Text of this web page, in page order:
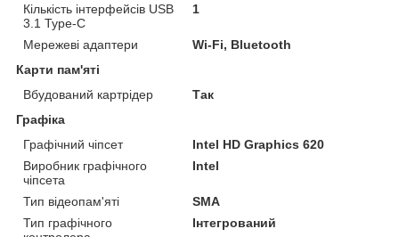
Кількість інтерфейсів USB
3.1 Type-C
1
Мережеві адаптери
Wi-Fi, Bluetooth
Карти пам'яті
Вбудований картрідер
Так
Графіка
Графічний чіпсет
Intel HD Graphics 620
Виробник графічного
чіпсета
Intel
Тип відеопам'яті
SMA
Тип графічного
Інтегрований